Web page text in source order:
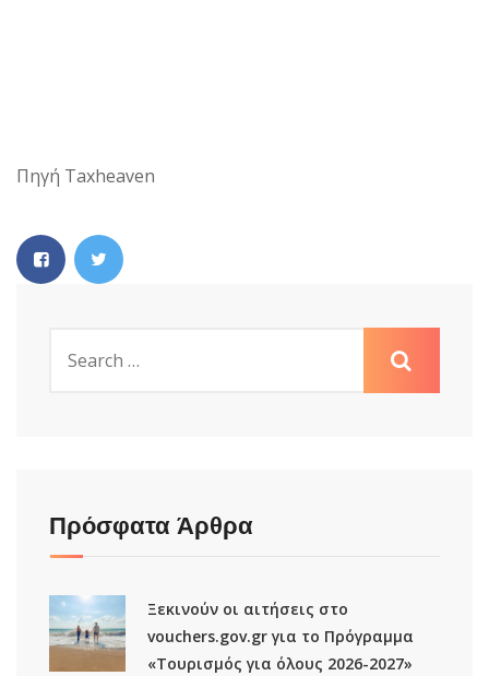
Πηγή Taxheaven
Πρόσφατα Άρθρα
Ξεκινούν οι αιτήσεις στο
vouchers.gov.gr για το Πρόγραμμα
«Τουρισμός για όλους 2026-2027»